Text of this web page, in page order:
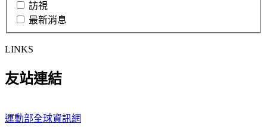
訪視
最新消息
LINKS
友站連結
運動部全球資訊網